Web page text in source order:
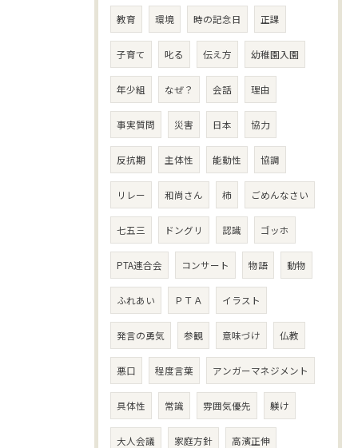
教育 環境 時の記念日 正課
子育て 叱る 伝え方 幼稚園入園
年少組 なぜ？ 会話 理由
事実質問 災害 日本 協力
反抗期 主体性 能動性 協調
リレー 和尚さん 柿 ごめんなさい
七五三 ドングリ 認識 ゴッホ
PTA連合会 コンサート 物語 動物
ふれあい ＰＴＡ イラスト
発言の勇気 参観 意味づけ 仏教
悪口 程度言葉 アンガーマネジメント
具体性 常識 雰囲気優先 躾け
大人会議 家庭方針 高濱正伸